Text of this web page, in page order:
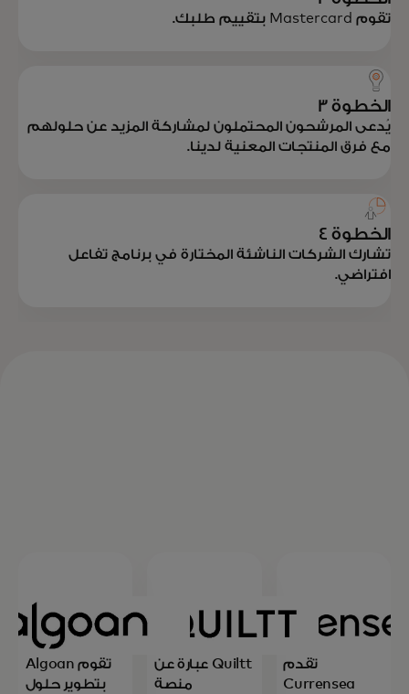
تقوم Mastercard بتقييم طلبك.
الخطوة 3
يُدعى المرشحون المحتملون لمشاركة المزيد عن حلولهم
مع فرق المنتجات المعنية لدينا.
الخطوة 4
تشارك الشركات الناشئة المختارة في برنامج تفاعل
افتراضي.
تقدم
Currensea
Quiltt عبارة عن
منصة
تقوم Algoan
بتطوير حلول